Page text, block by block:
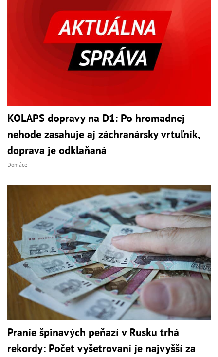
KOLAPS dopravy na D1: Po hromadnej
nehode zasahuje aj záchranársky vrtuľník,
doprava je odklaňaná
Domáce
Pranie špinavých peňazí v Rusku trhá
rekordy: Počet vyšetrovaní je najvyšší za